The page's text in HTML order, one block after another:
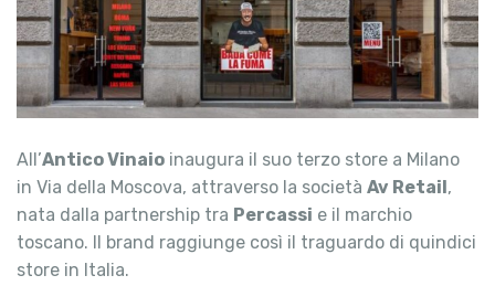
All’Antico Vinaio inaugura il suo terzo store a Milano
in Via della Moscova, attraverso la società Av Retail,
nata dalla partnership tra Percassi e il marchio
toscano. Il brand raggiunge così il traguardo di quindici
store in Italia.